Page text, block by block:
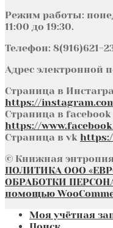
Режим работы:
11:00 до 19:30.
Телефон: 8(916)621-
Адрес электронной
Страница в
https://
Страница в facebook
https://
Страница в vk
© Книжная
ПОЛИТИКА ООО
ОБРАБОТКИ
помощью
Моя учётная